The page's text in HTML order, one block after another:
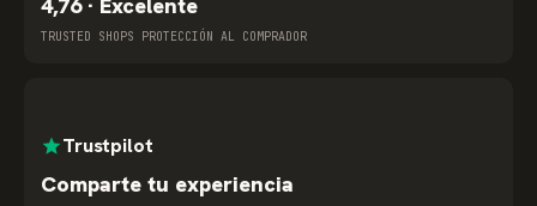
4,76 · Excelente
TRUSTED SHOPS PROTECCIÓN AL COMPRADOR
Trustpilot
Comparte tu experiencia